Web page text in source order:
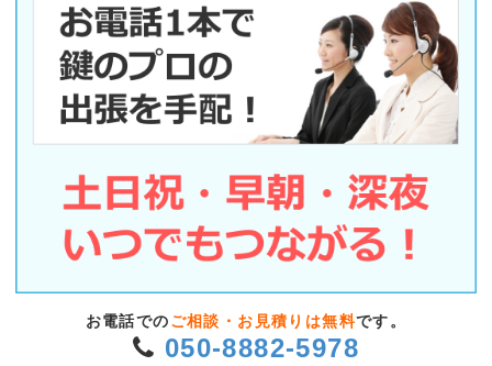
お電話での ご相談・お見積りは無料です。
050-8882-5978